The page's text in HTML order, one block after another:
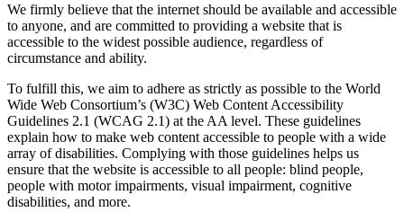
We firmly believe that the internet should be available and accessible
to anyone, and are committed to providing a website that is
accessible to the widest possible audience, regardless of
circumstance and ability.
To fulfill this, we aim to adhere as strictly as possible to the World
Wide Web Consortium’s (W3C) Web Content Accessibility
Guidelines 2.1 (WCAG 2.1) at the AA level. These guidelines
explain how to make web content accessible to people with a wide
array of disabilities. Complying with those guidelines helps us
ensure that the website is accessible to all people: blind people,
people with motor impairments, visual impairment, cognitive
disabilities, and more.